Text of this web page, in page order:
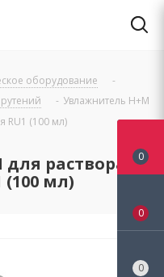
оборудование
-
- Увлажнитель H+M
RU1 (100 мл)
раствора
(100 мл)
0
0
0